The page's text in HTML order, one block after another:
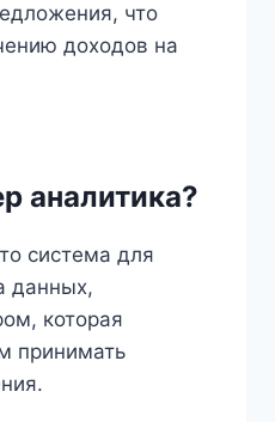
что
доходов на
аналитика?
система для
данных,
которая
принимать